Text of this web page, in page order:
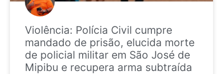
Violência: Polícia Civil cumpre
mandado de prisão, elucida morte
de policial militar em São José de
Mipibu e recupera arma subtraída